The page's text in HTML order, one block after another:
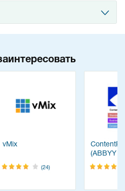
vMix
(24)
(ABBYY